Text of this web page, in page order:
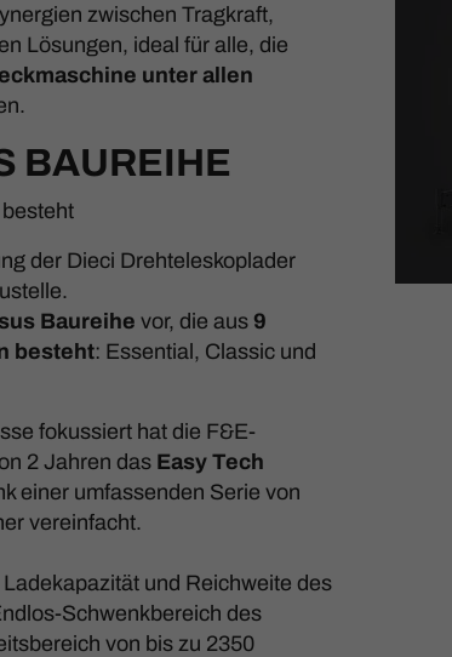
zwischen Tragkraft,
Lösungen, ideal für alle, die
unter allen
BAUREIHE
der Dieci Drehteleskoplader
Baureihe vor, die aus 9
besteht: Essential, Classic und
fokussiert hat die F&E-
2 Jahren das Easy Tech
einer umfassenden Serie von
vereinfacht.
und Reichweite des
Schwenkbereich des
von bis zu 2350